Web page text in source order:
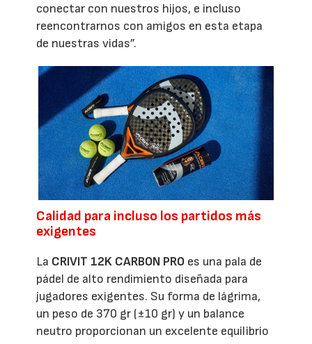
conectar con nuestros hijos, e incluso
reencontrarnos con amigos en esta etapa
de nuestras vidas”.
Calidad para incluso los partidos más
exigentes
La CRIVIT 12K CARBON PRO es una pala de
pádel de alto rendimiento diseñada para
jugadores exigentes. Su forma de lágrima,
un peso de 370 gr (±10 gr) y un balance
neutro proporcionan un excelente equilibrio